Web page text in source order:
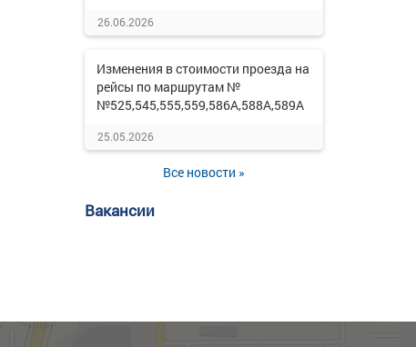
26.06.2026
Изменения в стоимости проезда на
рейсы по маршрутам №
№525,545,555,559,586А,588А,589А
25.05.2026
Все новости »
Вакансии